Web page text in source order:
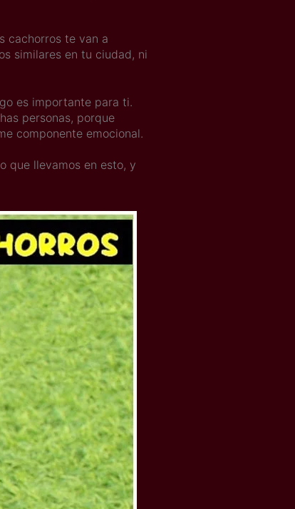
cachorros te van a
similares en tu ciudad, ni
es importante para ti.
personas, porque
componente emocional.
que llevamos en esto, y